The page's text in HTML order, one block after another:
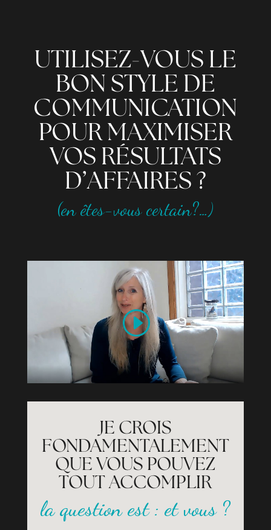
UTILISEZ-VOUS LE
BON STYLE DE
COMMUNICATION
POUR MAXIMISER
VOS RÉSULTATS
D’AFFAIRES ?
(en êtes-vous certain?…)
JE CROIS
FONDAMENTALEMENT
QUE VOUS POUVEZ
TOUT ACCOMPLIR
la question est : et vous ?